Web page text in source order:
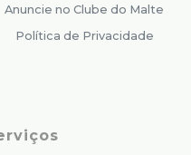
Anuncie no Clube do Malte
Política de Privacidade